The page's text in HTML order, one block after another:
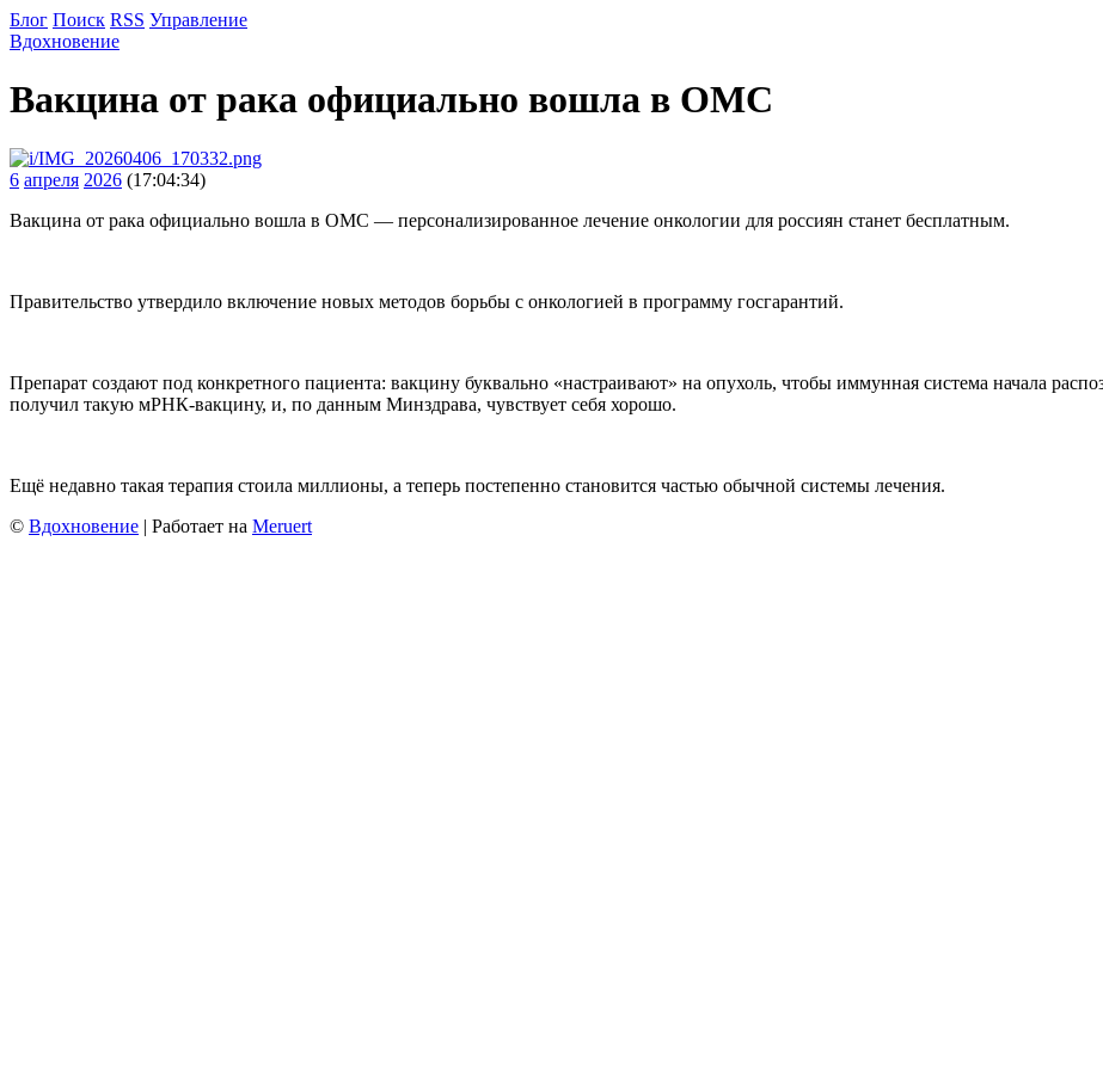
Блог Поиск RSS Управление
Вдохновение
Вакцина от рака официально вошла в ОМС
6 апреля 2026 (17:04:34)
Вакцина от рака официально вошла в ОМС — персонализированное лечение онкологии для россиян станет бесплатным.
Правительство утвердило включение новых методов борьбы с онкологией в программу госгарантий.
Препарат создают под конкретного пациента: вакцину буквально «настраивают» на опухоль, чтобы иммунная система начала
получил такую мРНК-вакцину, и, по данным Минздрава, чувствует себя хорошо.
Ещё недавно такая терапия стоила миллионы, а теперь постепенно становится частью обычной системы лечения.
© Вдохновение | Работает на Meruert